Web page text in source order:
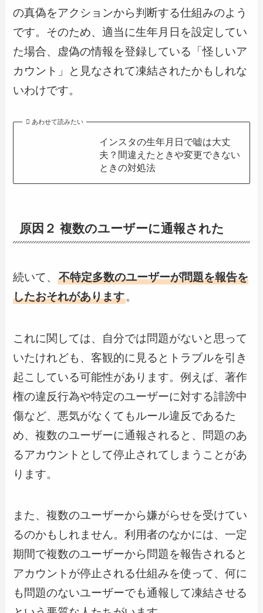
の真偽をアクションから判断する仕組みのよう
です。そのため、適当に生年月日を設定してい
た場合、虚偽の情報を登録している「怪しいア
カウント」と見なされて凍結されたかもしれな
いわけです。
あわせて読みたい
インスタの生年月日で嘘は大丈
夫？間違えたときや変更できない
ときの対処法
原因２ 複数のユーザーに通報された
続いて、不特定多数のユーザーが問題を報告を
したおそれがあります。
これに関しては、自分では問題がないと思って
いたけれども、客観的に見るとトラブルを引き
起こしている可能性があります。例えば、著作
権の違反行為や特定のユーザーに対する誹謗中
傷など、悪気がなくてもルール違反であるた
め、複数のユーザーに通報されると、問題のあ
るアカウントとして停止されてしまうことがあ
ります。
また、複数のユーザーから嫌がらせを受けてい
るのかもしれません。利用者のなかには、一定
期間で複数のユーザーから問題を報告されると
アカウントが停止される仕組みを使って、何に
も問題のないユーザーでも通報して凍結させる